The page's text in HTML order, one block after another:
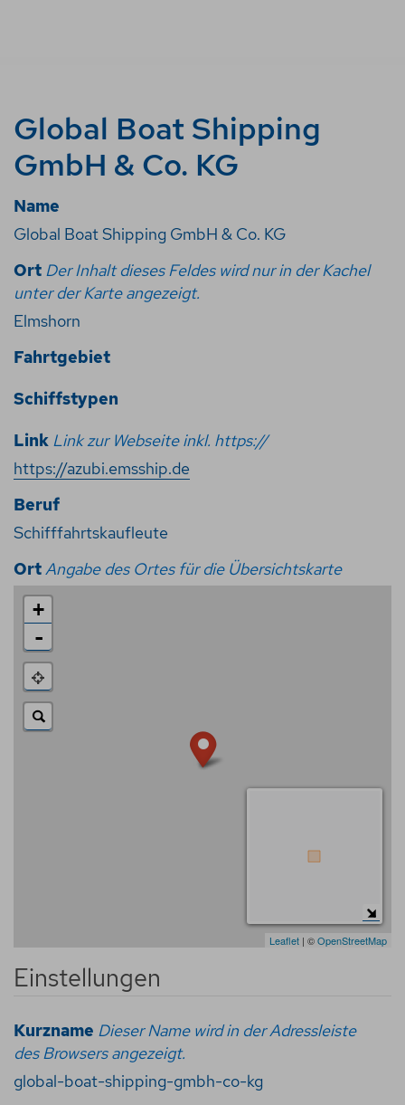
Global Boat Shipping
GmbH & Co. KG
Name
Global Boat Shipping GmbH & Co. KG
Ort Der Inhalt dieses Feldes wird nur in der Kachel
unter der Karte angezeigt.
Elmshorn
Fahrtgebiet
Schiffstypen
Link Link zur Webseite inkl. https://
https://azubi.emsship.de
Beruf
Schifffahrtskaufleute
Ort Angabe des Ortes für die Übersichtskarte
+
-
Leaflet | ©OpenStreetMap
Einstellungen
Kurzname Dieser Name wird in der Adressleiste
des Browsers angezeigt.
global-boat-shipping-gmbh-co-kg